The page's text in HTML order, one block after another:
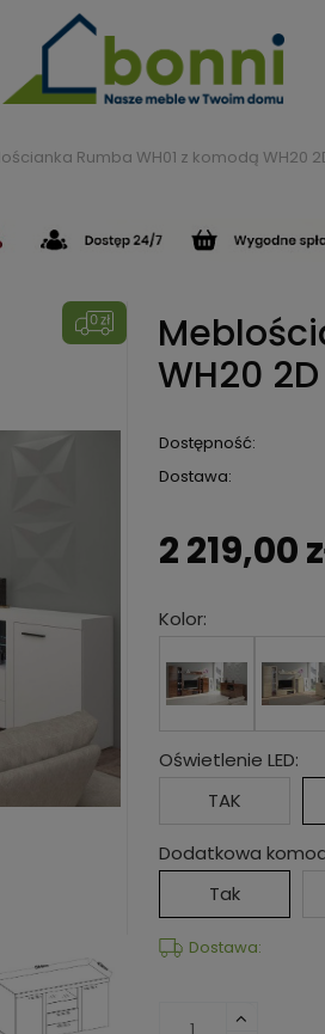
Rumba WH01 z komodą WH20
WH20
Dostępność:
Dostawa:
2 219,00
Kolor:
Oświetlenie LED:
TAK
Dodatkowa
Tak
Dostawa: